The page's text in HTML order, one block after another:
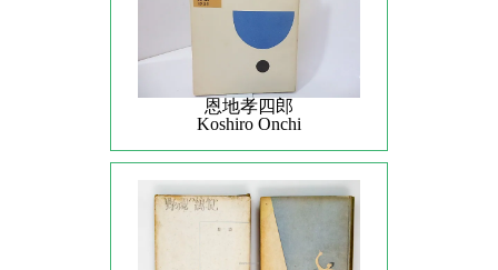
恩地孝四郎
Koshiro Onchi